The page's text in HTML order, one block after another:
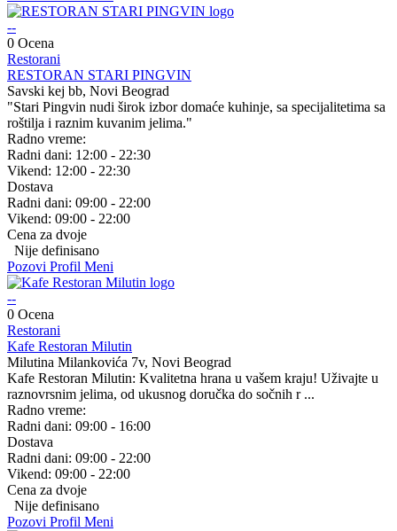
--
0 Ocena
Restorani
RESTORAN STARI PINGVIN
Savski kej bb, Novi Beograd
"Stari Pingvin nudi širok izbor domaće kuhinje, sa specijalitetima sa
roštilja i raznim kuvanim jelima."
Radno vreme:
Radni dani: 12:00 - 22:30
Vikend: 12:00 - 22:30
Dostava
Radni dani: 09:00 - 22:00
Vikend: 09:00 - 22:00
Cena za dvoje
Nije definisano
Pozovi Profil Meni
--
0 Ocena
Restorani
Kafe Restoran Milutin
Milutina Milankovića 7v, Novi Beograd
Kafe Restoran Milutin: Kvalitetna hrana u vašem kraju! Uživajte u
raznovrsnim jelima, od ukusnog doručka do sočnih r ...
Radno vreme:
Radni dani: 09:00 - 16:00
Dostava
Radni dani: 09:00 - 22:00
Vikend: 09:00 - 22:00
Cena za dvoje
Nije definisano
Pozovi Profil Meni